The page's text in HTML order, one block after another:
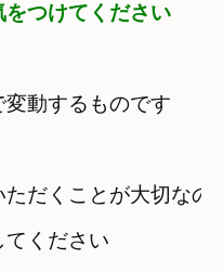
つけてください
動するものです
だくことが大切なの
ください